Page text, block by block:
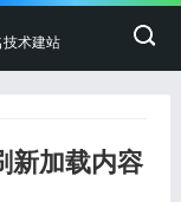
技术建站
新加载内容